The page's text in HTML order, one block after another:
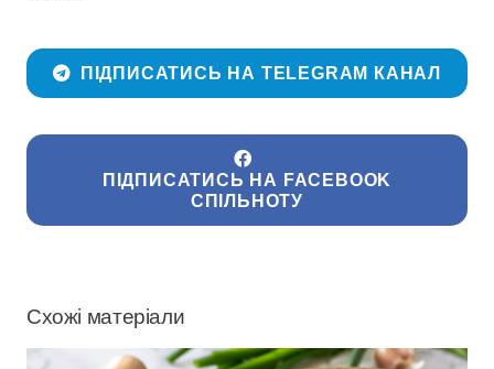
ПІДПИСАТИСЬ НА TELEGRAM КАНАЛ
ПІДПИСАТИСЬ НА FACEBOOK
СПІЛЬНОТУ
Схожі матеріали